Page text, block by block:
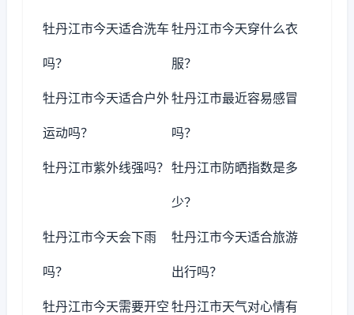
牡丹江市今天适合洗车
吗？
牡丹江市今天穿什么衣
服？
牡丹江市今天适合户外
运动吗？
牡丹江市最近容易感冒
吗？
牡丹江市紫外线强吗？ 牡丹江市防晒指数是多
少？
牡丹江市今天会下雨
吗？
牡丹江市今天适合旅游
出行吗？
牡丹江市今天需要开空 牡丹江市天气对心情有